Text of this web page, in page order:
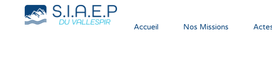
Accueil Nos Missions